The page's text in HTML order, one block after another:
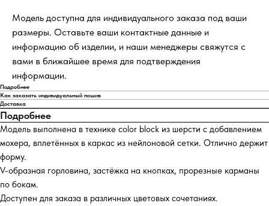
Модель доступна для индивидуального заказа под ваши
размеры. Оставьте ваши контактные данные и
информацию об изделии, и наши менеджеры свяжутся с
вами в ближайшее время для подтверждения
информации.
Подробнее
Как заказать индивидуальный пошив
Доставка
Подробнее
Модель выполнена в технике color block из шерсти с добавлением
мохера, вплетённых в каркас из нейлоновой сетки. Отлично держит
форму.
V-образная горловина, застёжка на кнопках, прорезные карманы
по бокам.
Доступен для заказа в различных цветовых сочетаниях.